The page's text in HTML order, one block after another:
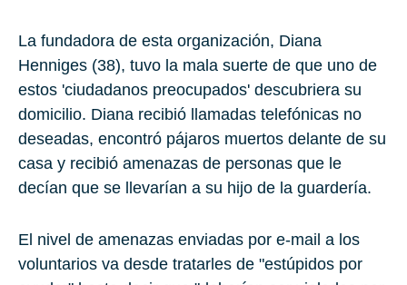
La fundadora de esta organización, Diana
Henniges (38), tuvo la mala suerte de que uno de
estos 'ciudadanos preocupados' descubriera su
domicilio. Diana recibió llamadas telefónicas no
deseadas, encontró pájaros muertos delante de su
casa y recibió amenazas de personas que le
decían que se llevarían a su hijo de la guardería.
El nivel de amenazas enviadas por e-mail a los
voluntarios va desde tratarles de "estúpidos por